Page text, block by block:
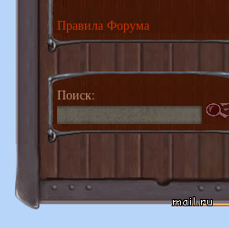
Правила Форума
Поиск: